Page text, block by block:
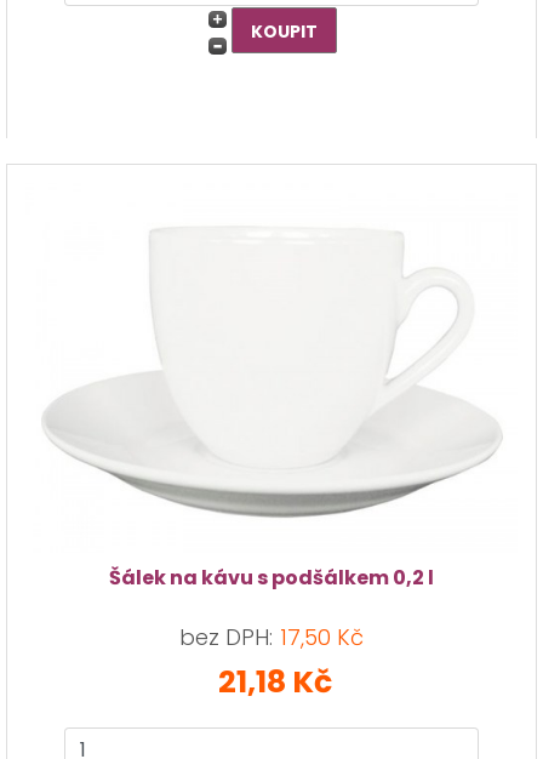
Šálek na kávu s podšálkem 0,2 l
bez DPH: 17,50 Kč
21,18 Kč